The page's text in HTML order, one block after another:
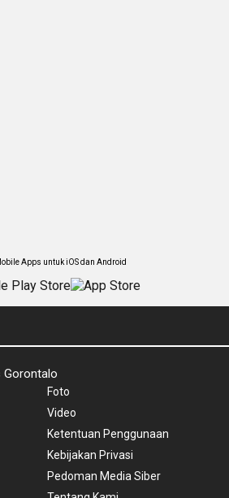
Apps untuk iOS dan Android
Gorontalo
Foto
Video
Ketentuan Penggunaan
Kebijakan Privasi
Pedoman Media Siber